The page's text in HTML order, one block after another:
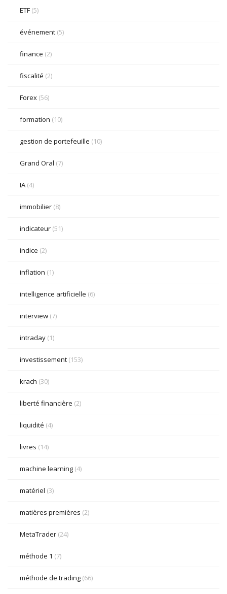
ETF (5)
événement (5)
finance (2)
fiscalité (2)
Forex (56)
formation (10)
gestion de portefeuille (10)
Grand Oral (7)
IA (4)
immobilier (8)
indicateur (51)
indice (2)
inflation (1)
intelligence artificielle (6)
interview (7)
intraday (1)
investissement (153)
krach (30)
liberté financière (2)
liquidité (4)
livres (14)
machine learning (4)
matériel (3)
matières premières (2)
MetaTrader (24)
méthode 1 (7)
méthode de trading (66)